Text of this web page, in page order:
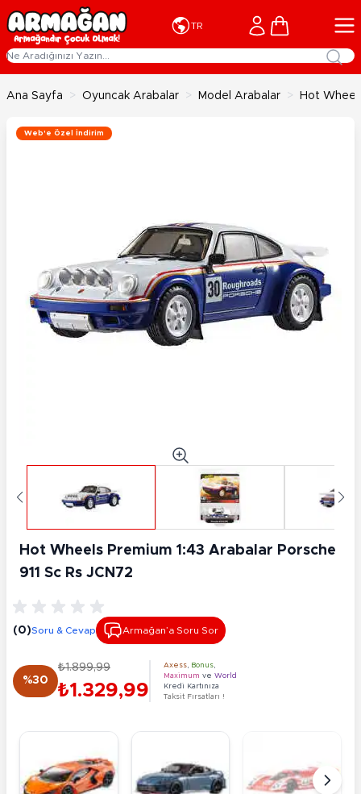
İçeriğe geç
TR Cart
Ana Sayfa > Oyuncak Arabalar > Model Arabalar > Hot
Web'e Özel İndirim
Hot Wheels Premium 1:43 Arabalar Porsche
911 Sc Rs JCN72
(0)Soru & Cevap Armağan’a Soru Sor
%30
₺1.899,99
₺1.329,99
Axess Bonus
Maximum ve World
Kredi Kartınıza
Taksit Fırsatları !